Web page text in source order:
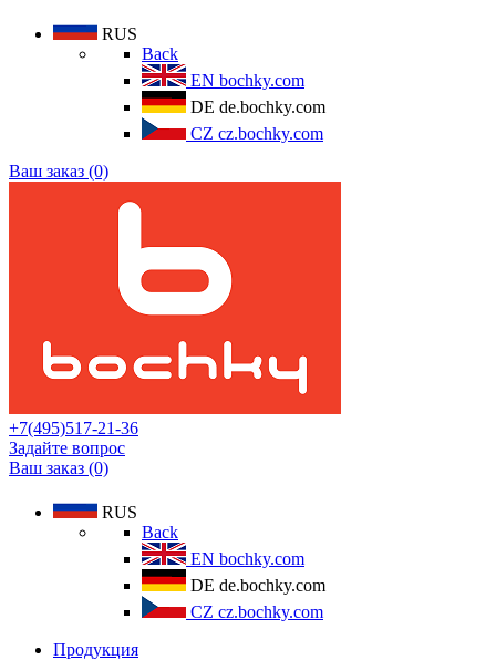
RUS
Back
EN bochky.com
DE de.bochky.com
CZ cz.bochky.com
Ваш заказ (0)
+7(495)517-21-36
Задайте вопрос
Ваш заказ (0)
RUS
Back
EN bochky.com
DE de.bochky.com
CZ cz.bochky.com
Продукция